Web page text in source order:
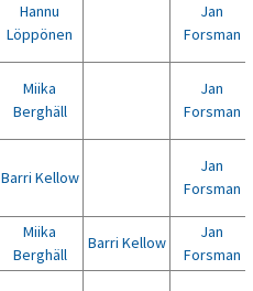
Hannu
Löppönen
Jan
Forsman
Miika
Berghäll
Jan
Forsman
Barri Kellow
Jan
Forsman
Miika
Berghäll
Barri Kellow
Jan
Forsman